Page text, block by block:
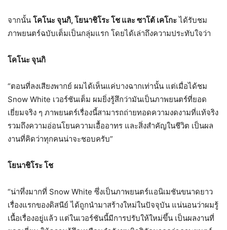
จากนั้น โคโนะ จุนกิ, โยนาชิโระ โช และ ซาโต้ เคโกะได้รับชม
ภาพยนตร์ฉบับเต็มเป็นกลุ่มแรก โดยได้เล่าถึงความประทับใจว่า
โคโนะ จุนกิ
“ตอนที่ลงเสียงพากย์ ผมได้เห็นแค่บางฉากเท่านั้น แต่เมื่อได้ชม
Snow White เวอร์ชันเต็ม ผมยิ่งรู้สึกว่ามันเป็นภาพยนตร์ที่ยอด
เยี่ยมจริง ๆ ภาพยนตร์เรื่องนี้สามารถถ่ายทอดความงดงามที่แท้จริง
รวมถึงความอ่อนโยนความเอื้ออาทร และสิ่งสำคัญในชีวิต เป็นผล
งานที่คิดว่าทุกคนน่าจะชอบครับ”
โยนาชิโระ โช
“น่าทึ่งมากที่ Snow White ซึ่งเป็นภาพยนตร์แอนิเมชันขนาดยาว
เรื่องแรกของดิสนีย์ ได้ถูกนำมาสร้างใหม่ในปัจจุบัน แน่นอนว่าผมรู้
เนื้อเรื่องอยู่แล้ว แต่ในเวอร์ชันนี้มีการปรับให้ใหม่ขึ้น เป็นผลงานที่